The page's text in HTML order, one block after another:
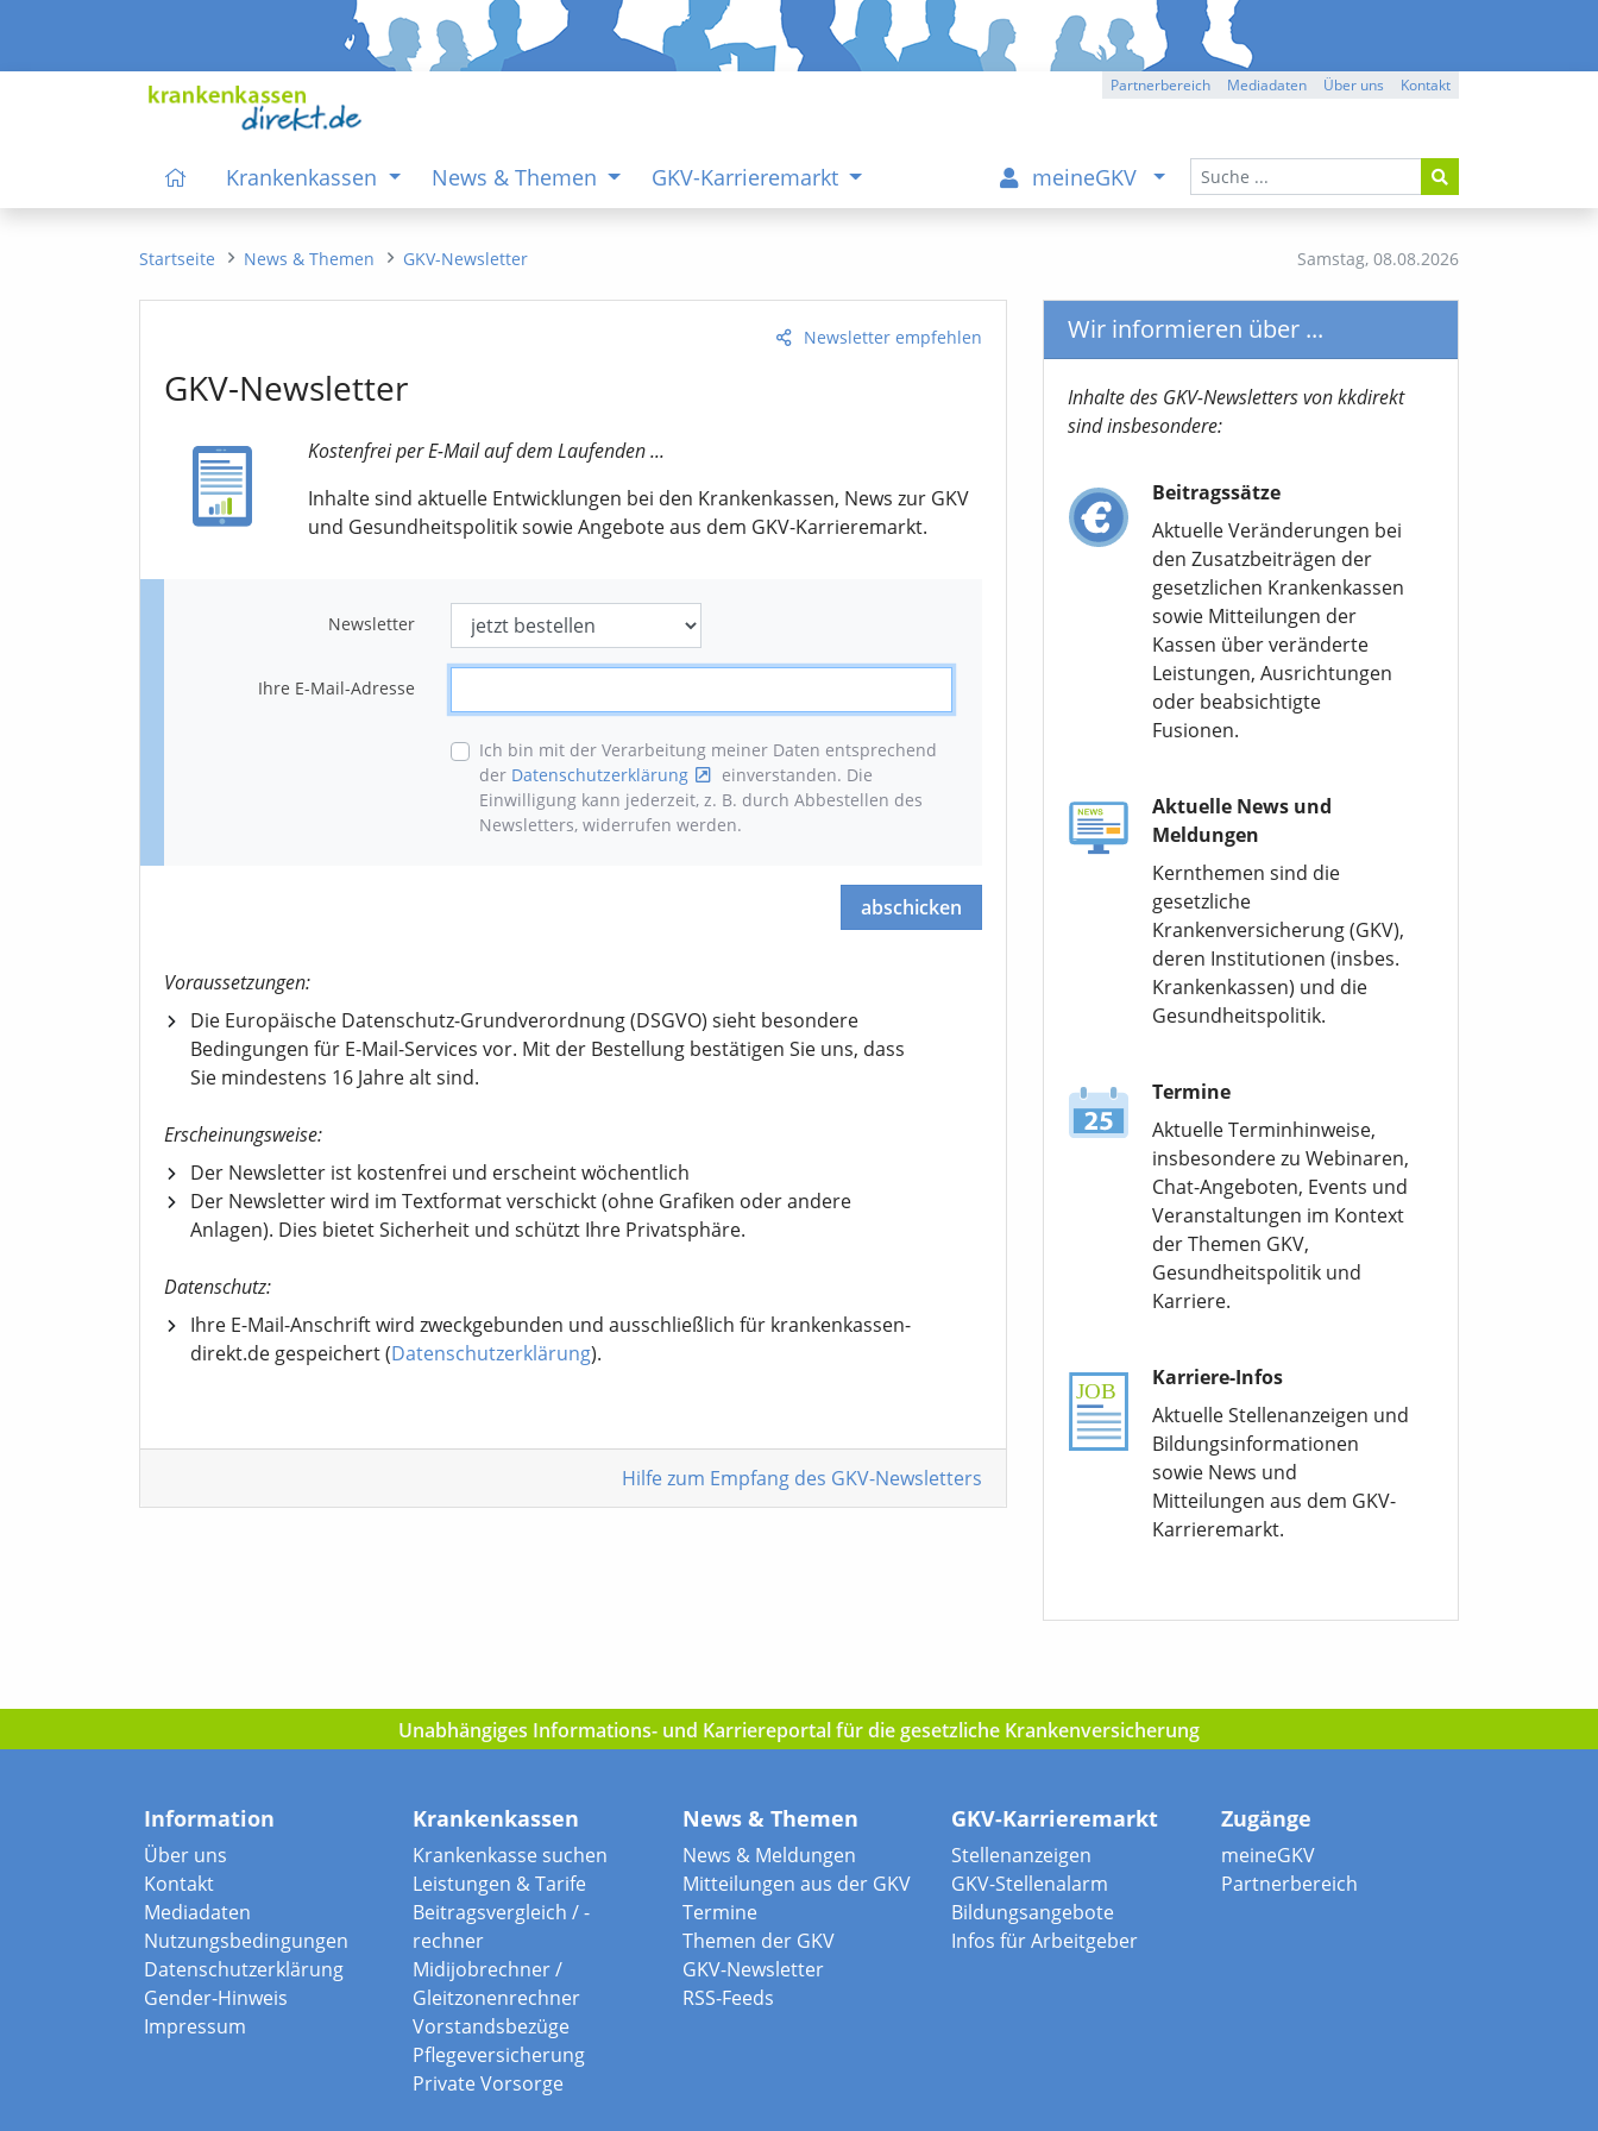
Partnerbereich Mediadaten Über uns Kontakt
Krankenkassen News & Themen GKV-Karrieremarkt meineGKV
Samstag, 08.08.2026
Startseite News & Themen GKV-Newsletter
Newsletter empfehlen
GKV-Newsletter
Kostenfrei per E-Mail auf dem Laufenden ...
Inhalte sind aktuelle Entwicklungen bei den Krankenkassen, News zur GKV
und Gesundheitspolitik sowie Angebote aus dem GKV-Karrieremarkt.
Newsletter
Ihre E-Mail-Adresse
Ich bin mit der Verarbeitung meiner Daten entsprechend
der Datenschutzerklärung
einverstanden. Die
Einwilligung kann jederzeit, z. B. durch Abbestellen des
Newsletters, widerrufen werden.
abschicken
Voraussetzungen:
Die Europäische Datenschutz-Grundverordnung (DSGVO) sieht besondere
Bedingungen für E-Mail-Services vor. Mit der Bestellung bestätigen Sie uns, dass
Sie mindestens 16 Jahre alt sind.
Erscheinungsweise:
Der Newsletter ist kostenfrei und erscheint wöchentlich
Der Newsletter wird im Textformat verschickt (ohne Grafiken oder andere
Anlagen). Dies bietet Sicherheit und schützt Ihre Privatsphäre.
Datenschutz:
Ihre E-Mail-Anschrift wird zweckgebunden und ausschließlich für krankenkassen-
direkt.de gespeichert (Datenschutzerklärung).
Hilfe zum Empfang des GKV-Newsletters
Wir informieren über ...
Inhalte des GKV-Newsletters von kkdirekt
sind insbesondere:
Beitragssätze
Aktuelle Veränderungen bei
den Zusatzbeiträgen der
gesetzlichen Krankenkassen
sowie Mitteilungen der
Kassen über veränderte
Leistungen, Ausrichtungen
oder beabsichtigte
Fusionen.
Aktuelle News und
Meldungen
Kernthemen sind die
gesetzliche
Krankenversicherung (GKV),
deren Institutionen (insbes.
Krankenkassen) und die
Gesundheitspolitik.
Termine
Aktuelle Terminhinweise,
insbesondere zu Webinaren,
Chat-Angeboten, Events und
Veranstaltungen im Kontext
der Themen GKV,
Gesundheitspolitik und
Karriere.
Karriere-Infos
Aktuelle Stellenanzeigen und
Bildungsinformationen
sowie News und
Mitteilungen aus dem GKV-
Karrieremarkt.
Unabhängiges Informations- und Karriereportal für die gesetzliche Krankenversicherung
Information
Über uns
Kontakt
Mediadaten
Nutzungsbedingungen
Datenschutzerklärung
Gender-Hinweis
Impressum
Krankenkassen
Krankenkasse suchen
Leistungen & Tarife
Beitragsvergleich / -
rechner
Midijobrechner /
Gleitzonenrechner
Vorstandsbezüge
Pflegeversicherung
Private Vorsorge
News & Themen
News & Meldungen
Mitteilungen aus der GKV
Termine
Themen der GKV
GKV-Newsletter
RSS-Feeds
GKV-Karrieremarkt
Stellenanzeigen
GKV-Stellenalarm
Bildungsangebote
Infos für Arbeitgeber
Zugänge
meineGKV
Partnerbereich